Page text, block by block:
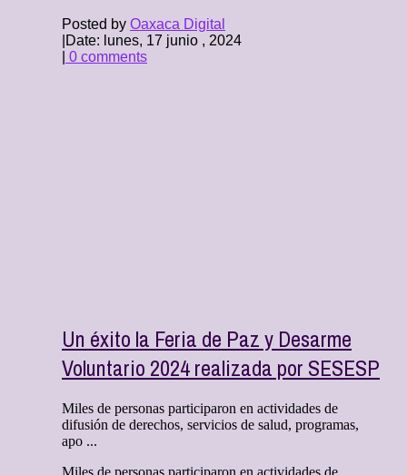
Posted by Oaxaca Digital
Date: lunes, 17 junio , 2024
0 comments
Un éxito la Feria de Paz y Desarme
Voluntario 2024 realizada por SESESP
Miles de personas participaron en actividades de
difusión de derechos, servicios de salud, programas,
apo ...
Miles de personas participaron en actividades de